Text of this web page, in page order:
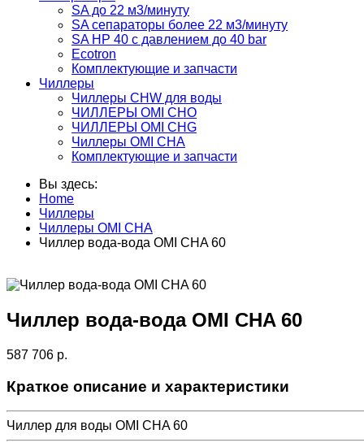
SA до 22 м3/минуту
SA сепараторы более 22 м3/минуту
SA HP 40 с давлением до 40 bar
Ecotron
Комплектующие и запчасти
Чиллеры
Чиллеры CHW для воды
ЧИЛЛЕРЫ OMI CHO
ЧИЛЛЕРЫ OMI CHG
Чиллеры OMI CHA
Комплектующие и запчасти
Вы здесь:
Home
Чиллеры
Чиллеры OMI CHA
Чиллер вода-вода OMI CHA 60
Чиллер вода-вода OMI CHA 60
587 706 р.
Краткое описание и характеристики
Чиллер для воды OMI CHA 60